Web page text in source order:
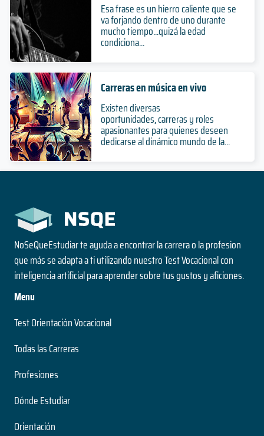
Esa frase es un hierro caliente que se
va forjando dentro de uno durante
mucho tiempo...quizá la edad
condiciona...
Carreras en música en vivo
Existen diversas
oportunidades, carreras y roles
apasionantes para quienes deseen
dedicarse al dinámico mundo de la...
NoSeQueEstudiar te ayuda a encontrar la carrera o la profesion
que más se adapta a ti utilizando nuestro Test Vocacional con
inteligencia artificial para aprender sobre tus gustos y aficiones.
Menu
Test Orientación Vocacional
Todas las Carreras
Profesiones
Dónde Estudiar
Orientación